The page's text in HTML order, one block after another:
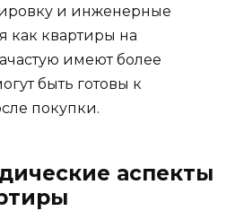
и инженерные
как квартиры на
имеют более
быть готовы к
покупки.
аспекты